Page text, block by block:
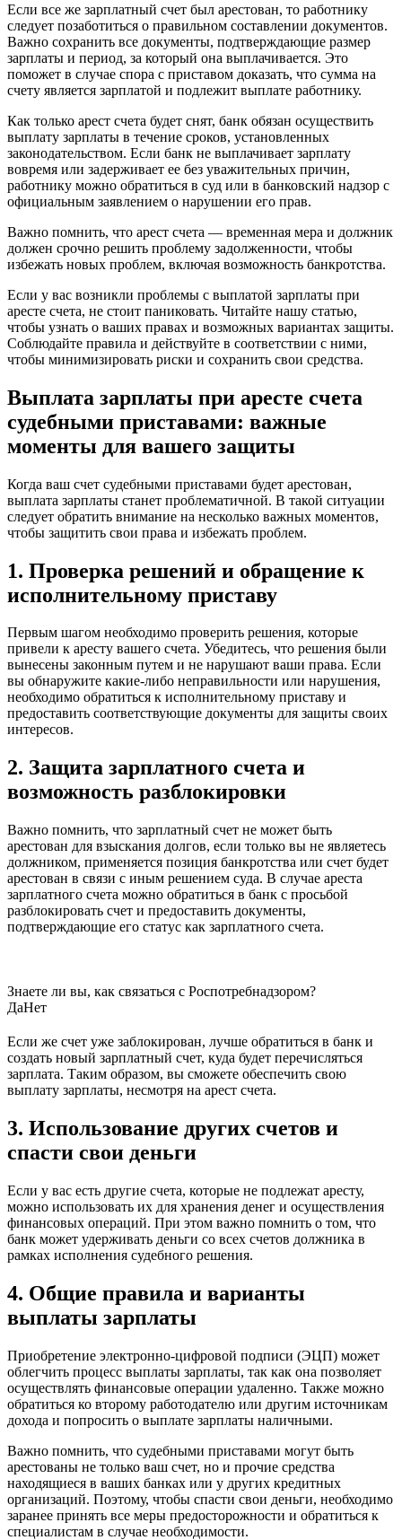
Если все же зарплатный счет был арестован, то работнику
следует позаботиться о правильном составлении документов.
Важно сохранить все документы, подтверждающие размер
зарплаты и период, за который она выплачивается. Это
поможет в случае спора с приставом доказать, что сумма на
счету является зарплатой и подлежит выплате работнику.
Как только арест счета будет снят, банк обязан осуществить
выплату зарплаты в течение сроков, установленных
законодательством. Если банк не выплачивает зарплату
вовремя или задерживает ее без уважительных причин,
работнику можно обратиться в суд или в банковский надзор с
официальным заявлением о нарушении его прав.
Важно помнить, что арест счета — временная мера и должник
должен срочно решить проблему задолженности, чтобы
избежать новых проблем, включая возможность банкротства.
Если у вас возникли проблемы с выплатой зарплаты при
аресте счета, не стоит паниковать. Читайте нашу статью,
чтобы узнать о ваших правах и возможных вариантах защиты.
Соблюдайте правила и действуйте в соответствии с ними,
чтобы минимизировать риски и сохранить свои средства.
Выплата зарплаты при аресте счета
судебными приставами: важные
моменты для вашего защиты
Когда ваш счет судебными приставами будет арестован,
выплата зарплаты станет проблематичной. В такой ситуации
следует обратить внимание на несколько важных моментов,
чтобы защитить свои права и избежать проблем.
1. Проверка решений и обращение к
исполнительному приставу
Первым шагом необходимо проверить решения, которые
привели к аресту вашего счета. Убедитесь, что решения были
вынесены законным путем и не нарушают ваши права. Если
вы обнаружите какие-либо неправильности или нарушения,
необходимо обратиться к исполнительному приставу и
предоставить соответствующие документы для защиты своих
интересов.
2. Защита зарплатного счета и
возможность разблокировки
Важно помнить, что зарплатный счет не может быть
арестован для взыскания долгов, если только вы не являетесь
должником, применяется позиция банкротства или счет будет
арестован в связи с иным решением суда. В случае ареста
зарплатного счета можно обратиться в банк с просьбой
разблокировать счет и предоставить документы,
подтверждающие его статус как зарплатного счета.
Знаете ли вы, как связаться с Роспотребнадзором?
ДаНет
Если же счет уже заблокирован, лучше обратиться в банк и
создать новый зарплатный счет, куда будет перечисляться
зарплата. Таким образом, вы сможете обеспечить свою
выплату зарплаты, несмотря на арест счета.
3. Использование других счетов и
спасти свои деньги
Если у вас есть другие счета, которые не подлежат аресту,
можно использовать их для хранения денег и осуществления
финансовых операций. При этом важно помнить о том, что
банк может удерживать деньги со всех счетов должника в
рамках исполнения судебного решения.
4. Общие правила и варианты
выплаты зарплаты
Приобретение электронно-цифровой подписи (ЭЦП) может
облегчить процесс выплаты зарплаты, так как она позволяет
осуществлять финансовые операции удаленно. Также можно
обратиться ко второму работодателю или другим источникам
дохода и попросить о выплате зарплаты наличными.
Важно помнить, что судебными приставами могут быть
арестованы не только ваш счет, но и прочие средства
находящиеся в ваших банках или у других кредитных
организаций. Поэтому, чтобы спасти свои деньги, необходимо
заранее принять все меры предосторожности и обратиться к
специалистам в случае необходимости.